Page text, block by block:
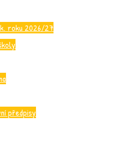
roku 2026/27
předpisy